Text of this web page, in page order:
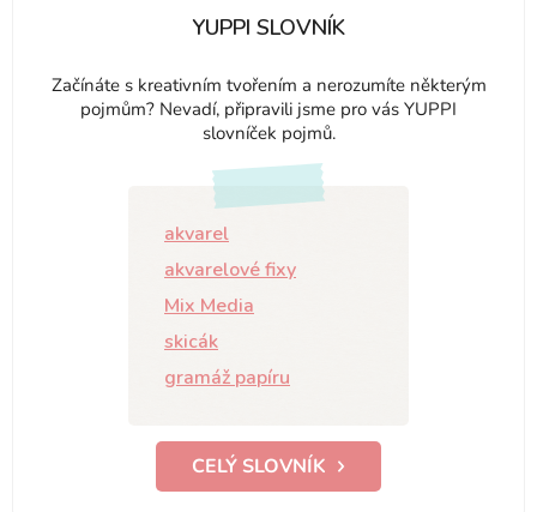
YUPPI SLOVNÍK
Začínáte s kreativním tvořením a nerozumíte některým
pojmům? Nevadí, připravili jsme pro vás YUPPI
slovníček pojmů.
akvarel
akvarelové fixy
Mix Media
skicák
gramáž papíru
CELÝ SLOVNÍK